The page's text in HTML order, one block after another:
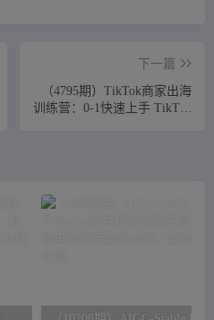
下一篇
（4795期）TikTok商家出海
训练营：0-1快速上手 TikTok